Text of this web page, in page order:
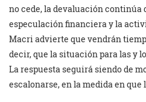
no cede, la devaluación continúa
especulación financiera y la
Macri advierte que vendrán
decir, que la situación para las y
La respuesta seguirá siendo de
escalonarse, en la medida en